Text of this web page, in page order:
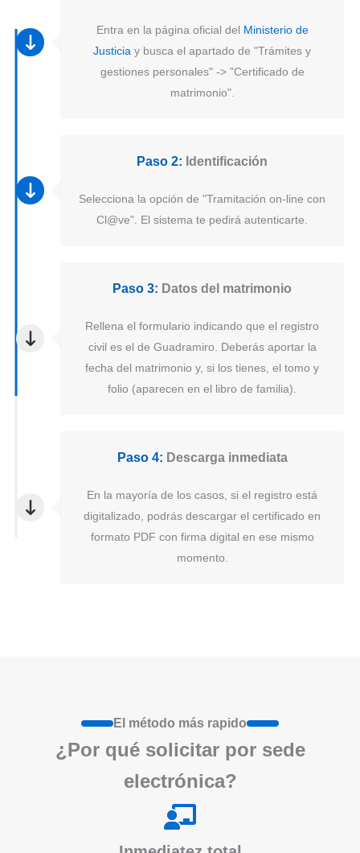
Entra en la página oficial del Ministerio de
Justicia y busca el apartado de "Trámites y
gestiones personales" -> "Certificado de
matrimonio".
Paso 2: Identificación
Selecciona la opción de "Tramitación on-line con
Cl@ve". El sistema te pedirá autenticarte.
Paso 3: Datos del matrimonio
Rellena el formulario indicando que el registro
civil es el de Guadramiro. Deberás aportar la
fecha del matrimonio y, si los tienes, el tomo y
folio (aparecen en el libro de familia).
Paso 4: Descarga inmediata
En la mayoría de los casos, si el registro está
digitalizado, podrás descargar el certificado en
formato PDF con firma digital en ese mismo
momento.
El método más rapido
¿Por qué solicitar por sede
electrónica?